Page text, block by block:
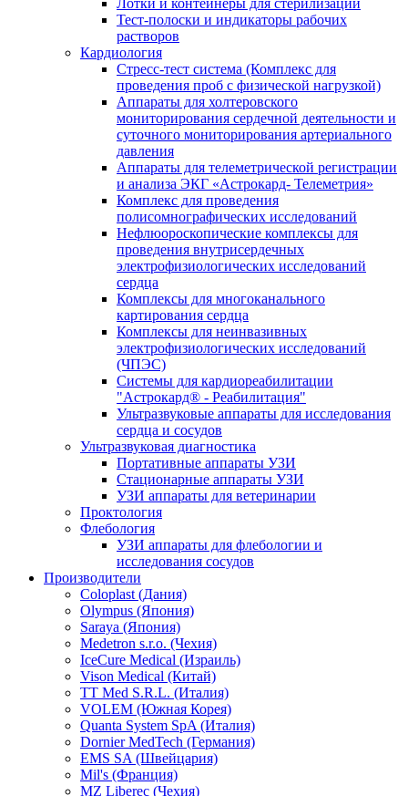
Лотки и контейнеры для стерилизации
Тест-полоски и индикаторы рабочих
растворов
Кардиология
Стресс-тест система (Комплекс для
проведения проб с физической нагрузкой)
Аппараты для холтеровского
мониторирования сердечной деятельности и
суточного мониторирования артериального
давления
Аппараты для телеметрической регистрации
и анализа ЭКГ «Астрокард- Телеметрия»
Комплекс для проведения
полисомнографических исследований
Нефлюороскопические комплексы для
проведения внутрисердечных
электрофизиологических исследований
сердца
Комплексы для многоканального
картирования сердца
Комплексы для неинвазивных
электрофизиологических исследований
(ЧПЭС)
Системы для кардиореабилитации
"Астрокард® - Реабилитация"
Ультразвуковые аппараты для исследования
сердца и сосудов
Ультразвуковая диагностика
Портативные аппараты УЗИ
Стационарные аппараты УЗИ
УЗИ аппараты для ветеринарии
Проктология
Флебология
УЗИ аппараты для флебологии и
исследования сосудов
Производители
Coloplast (Дания)
Olympus (Япония)
Saraya (Япония)
Medetron s.r.o. (Чехия)
IceCure Medical (Израиль)
Vison Medical (Китай)
TT Med S.R.L. (Италия)
VOLEM (Южная Корея)
Quanta System SpA (Италия)
Dornier MedTech (Германия)
EMS SA (Швейцария)
Mil's (Франция)
MZ Liberec (Чехия)